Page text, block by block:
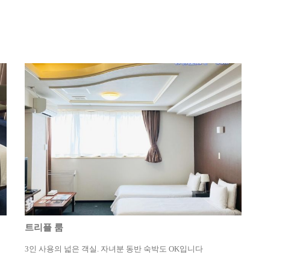
트리플 룸
3인 사용의 넓은 객실. 자녀분 동반 숙박도 OK입니다